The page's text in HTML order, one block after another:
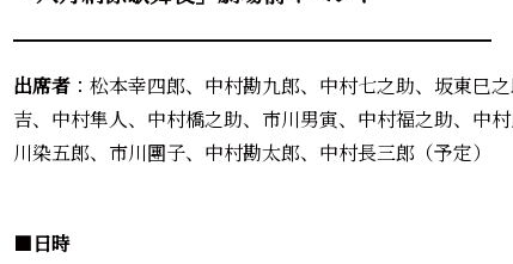
━━━━━━━━━━━━━━━━━━━━━━━━━
出席者 ：松本幸四郎、中村勘九郎、中村七之助、坂東巳
吉、中村隼人、中村橋之助、市川男寅、中村福之助、中
川染五郎、市川團子、中村勘太郎、中村長三郎（予定）
■日時